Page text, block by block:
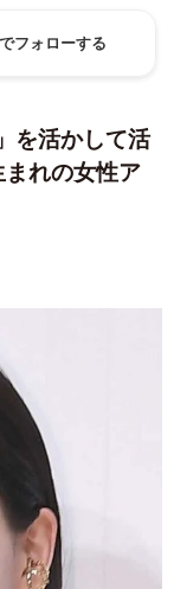
フォローする
を活かして活
れの女性ア